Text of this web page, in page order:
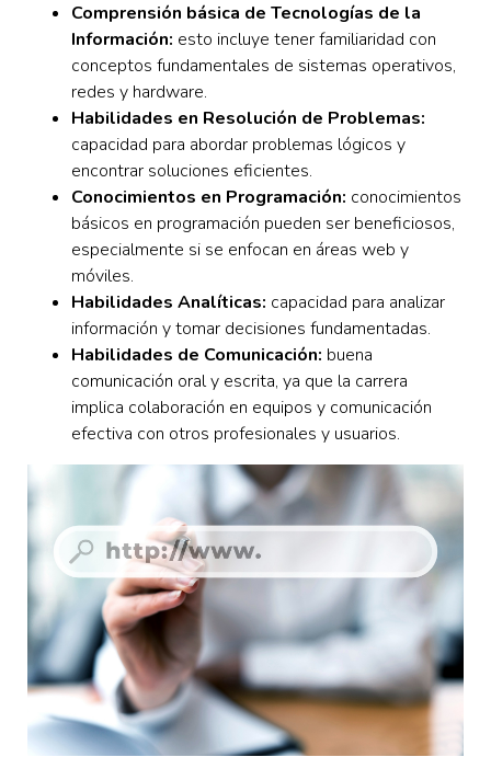
Comprensión básica de Tecnologías de la
Información: esto incluye tener familiaridad con
conceptos fundamentales de sistemas operativos,
redes y hardware.
Habilidades en Resolución de Problemas:
capacidad para abordar problemas lógicos y
encontrar soluciones eficientes.
Conocimientos en Programación: conocimientos
básicos en programación pueden ser beneficiosos,
especialmente si se enfocan en áreas web y
móviles.
Habilidades Analíticas: capacidad para analizar
información y tomar decisiones fundamentadas.
Habilidades de Comunicación: buena
comunicación oral y escrita, ya que la carrera
implica colaboración en equipos y comunicación
efectiva con otros profesionales y usuarios.